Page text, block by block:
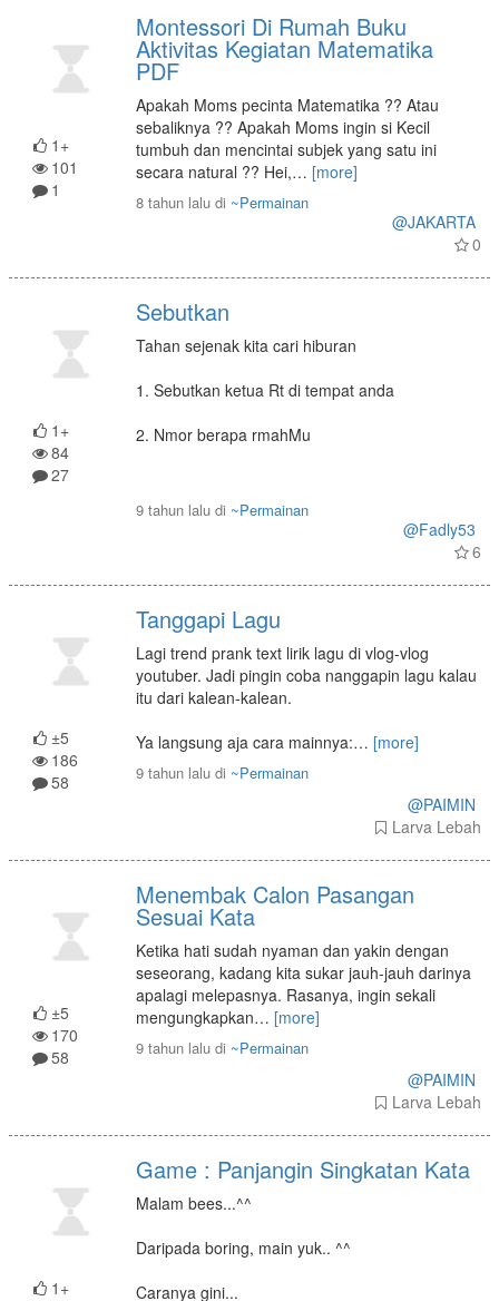
1+
101
1
Montessori Di Rumah Buku
Aktivitas Kegiatan Matematika
PDF
Apakah Moms pecinta Matematika ?? Atau
sebaliknya ?? Apakah Moms ingin si Kecil
tumbuh dan mencintai subjek yang satu ini
secara natural ?? Hei,… [more]
8 tahun lalu di ~Permainan
@JAKARTA
0
1+
84
27
Sebutkan
Tahan sejenak kita cari hiburan
1. Sebutkan ketua Rt di tempat anda
2. Nmor berapa rmahMu
9 tahun lalu di ~Permainan
@Fadly53
6
±5
186
58
Tanggapi Lagu
Lagi trend prank text lirik lagu di vlog-vlog
youtuber. Jadi pingin coba nanggapin lagu kalau
itu dari kalean-kalean.
Ya langsung aja cara mainnya:… [more]
9 tahun lalu di ~Permainan
@PAIMIN
Larva Lebah
±5
170
58
Menembak Calon Pasangan
Sesuai Kata
Ketika hati sudah nyaman dan yakin dengan
seseorang, kadang kita sukar jauh-jauh darinya
apalagi melepasnya. Rasanya, ingin sekali
mengungkapkan… [more]
9 tahun lalu di ~Permainan
@PAIMIN
Larva Lebah
1+
Game : Panjangin Singkatan Kata
Malam bees...^^
Daripada boring, main yuk.. ^^
Caranya gini...